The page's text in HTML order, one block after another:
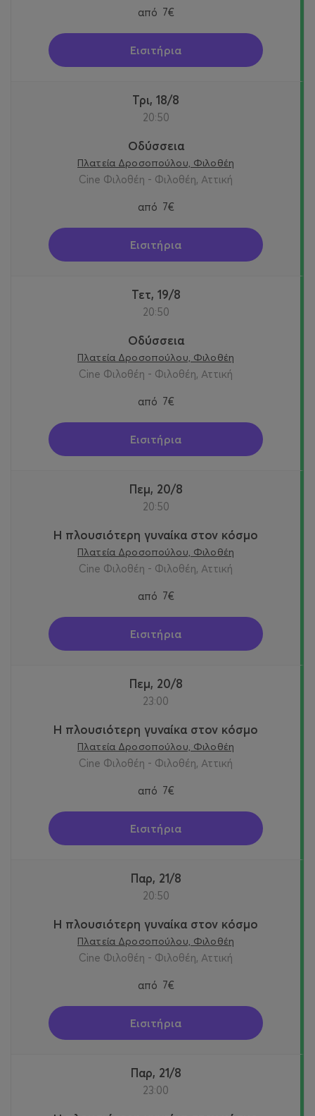
από 7€
Εισιτήρια
Τρι, 18/8
20:50
Οδύσσεια
Πλατεία Δροσοπούλου, Φιλοθέη
Cine Φιλοθέη - Φιλοθέη, Αττική
από 7€
Εισιτήρια
Τετ, 19/8
20:50
Οδύσσεια
Πλατεία Δροσοπούλου, Φιλοθέη
Cine Φιλοθέη - Φιλοθέη, Αττική
από 7€
Εισιτήρια
Πεμ, 20/8
20:50
Η πλουσιότερη γυναίκα στον κόσμο
Πλατεία Δροσοπούλου, Φιλοθέη
Cine Φιλοθέη - Φιλοθέη, Αττική
από 7€
Εισιτήρια
Πεμ, 20/8
23:00
Η πλουσιότερη γυναίκα στον κόσμο
Πλατεία Δροσοπούλου, Φιλοθέη
Cine Φιλοθέη - Φιλοθέη, Αττική
από 7€
Εισιτήρια
Παρ, 21/8
20:50
Η πλουσιότερη γυναίκα στον κόσμο
Πλατεία Δροσοπούλου, Φιλοθέη
Cine Φιλοθέη - Φιλοθέη, Αττική
από 7€
Εισιτήρια
Παρ, 21/8
23:00